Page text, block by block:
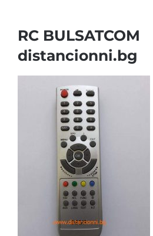
RC BULSATCOM
distancionni.bg